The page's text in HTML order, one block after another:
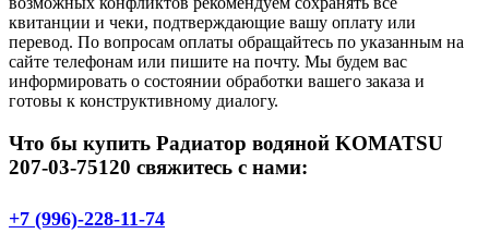
квитанции и чеки, подтверждающие вашу оплату или
перевод. По вопросам оплаты обращайтесь по указанным на
сайте телефонам или пишите на почту. Мы будем вас
информировать о состоянии обработки вашего заказа и
готовы к конструктивному диалогу.
Что бы купить Радиатор водяной KOMATSU
207-03-75120 свяжитесь с нами:
+7 (996)-228-11-74